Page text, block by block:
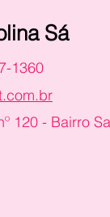
Sá
1360
120 - Bairro